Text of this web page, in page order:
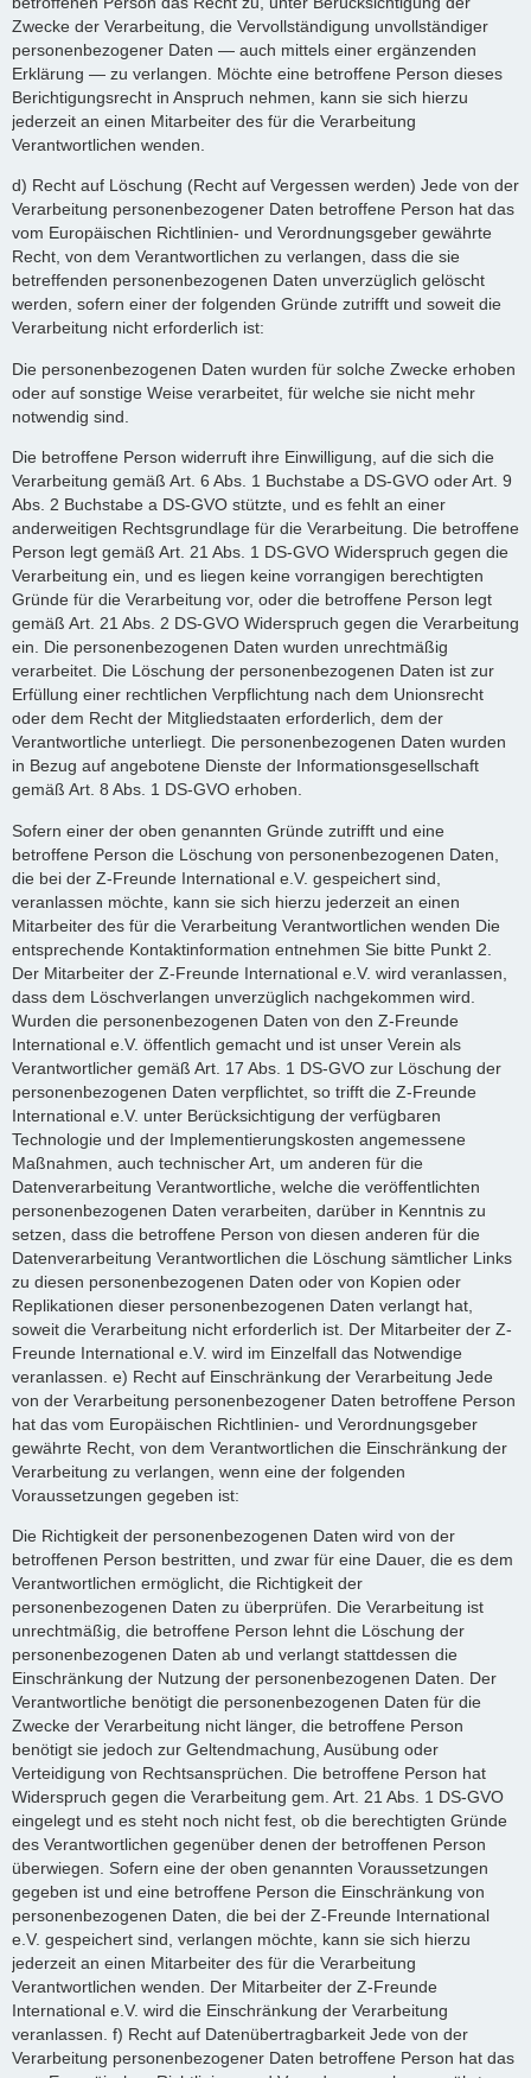
Zwecke der Verarbeitung, die Vervollständigung unvollständiger
personenbezogener Daten — auch mittels einer ergänzenden
Erklärung — zu verlangen. Möchte eine betroffene Person dieses
Berichtigungsrecht in Anspruch nehmen, kann sie sich hierzu
jederzeit an einen Mitarbeiter des für die Verarbeitung
Verantwortlichen wenden.
d) Recht auf Löschung (Recht auf Vergessen werden) Jede von der
Verarbeitung personenbezogener Daten betroffene Person hat das
vom Europäischen Richtlinien- und Verordnungsgeber gewährte
Recht, von dem Verantwortlichen zu verlangen, dass die sie
betreffenden personenbezogenen Daten unverzüglich gelöscht
werden, sofern einer der folgenden Gründe zutrifft und soweit die
Verarbeitung nicht erforderlich ist:
Die personenbezogenen Daten wurden für solche Zwecke erhoben
oder auf sonstige Weise verarbeitet, für welche sie nicht mehr
notwendig sind.
Die betroffene Person widerruft ihre Einwilligung, auf die sich die
Verarbeitung gemäß Art. 6 Abs. 1 Buchstabe a DS-GVO oder Art. 9
Abs. 2 Buchstabe a DS-GVO stützte, und es fehlt an einer
anderweitigen Rechtsgrundlage für die Verarbeitung. Die betroffene
Person legt gemäß Art. 21 Abs. 1 DS-GVO Widerspruch gegen die
Verarbeitung ein, und es liegen keine vorrangigen berechtigten
Gründe für die Verarbeitung vor, oder die betroffene Person legt
gemäß Art. 21 Abs. 2 DS-GVO Widerspruch gegen die Verarbeitung
ein. Die personenbezogenen Daten wurden unrechtmäßig
verarbeitet. Die Löschung der personenbezogenen Daten ist zur
Erfüllung einer rechtlichen Verpflichtung nach dem Unionsrecht
oder dem Recht der Mitgliedstaaten erforderlich, dem der
Verantwortliche unterliegt. Die personenbezogenen Daten wurden
in Bezug auf angebotene Dienste der Informationsgesellschaft
gemäß Art. 8 Abs. 1 DS-GVO erhoben.
Sofern einer der oben genannten Gründe zutrifft und eine
betroffene Person die Löschung von personenbezogenen Daten,
die bei der Z-Freunde International e.V. gespeichert sind,
veranlassen möchte, kann sie sich hierzu jederzeit an einen
Mitarbeiter des für die Verarbeitung Verantwortlichen wenden Die
entsprechende Kontaktinformation entnehmen Sie bitte Punkt 2.
Der Mitarbeiter der Z-Freunde International e.V. wird veranlassen,
dass dem Löschverlangen unverzüglich nachgekommen wird.
Wurden die personenbezogenen Daten von den Z-Freunde
International e.V. öffentlich gemacht und ist unser Verein als
Verantwortlicher gemäß Art. 17 Abs. 1 DS-GVO zur Löschung der
personenbezogenen Daten verpflichtet, so trifft die Z-Freunde
International e.V. unter Berücksichtigung der verfügbaren
Technologie und der Implementierungskosten angemessene
Maßnahmen, auch technischer Art, um anderen für die
Datenverarbeitung Verantwortliche, welche die veröffentlichten
personenbezogenen Daten verarbeiten, darüber in Kenntnis zu
setzen, dass die betroffene Person von diesen anderen für die
Datenverarbeitung Verantwortlichen die Löschung sämtlicher Links
zu diesen personenbezogenen Daten oder von Kopien oder
Replikationen dieser personenbezogenen Daten verlangt hat,
soweit die Verarbeitung nicht erforderlich ist. Der Mitarbeiter der Z-
Freunde International e.V. wird im Einzelfall das Notwendige
veranlassen. e) Recht auf Einschränkung der Verarbeitung Jede
von der Verarbeitung personenbezogener Daten betroffene Person
hat das vom Europäischen Richtlinien- und Verordnungsgeber
gewährte Recht, von dem Verantwortlichen die Einschränkung der
Verarbeitung zu verlangen, wenn eine der folgenden
Voraussetzungen gegeben ist:
Die Richtigkeit der personenbezogenen Daten wird von der
betroffenen Person bestritten, und zwar für eine Dauer, die es dem
Verantwortlichen ermöglicht, die Richtigkeit der
personenbezogenen Daten zu überprüfen. Die Verarbeitung ist
unrechtmäßig, die betroffene Person lehnt die Löschung der
personenbezogenen Daten ab und verlangt stattdessen die
Einschränkung der Nutzung der personenbezogenen Daten. Der
Verantwortliche benötigt die personenbezogenen Daten für die
Zwecke der Verarbeitung nicht länger, die betroffene Person
benötigt sie jedoch zur Geltendmachung, Ausübung oder
Verteidigung von Rechtsansprüchen. Die betroffene Person hat
Widerspruch gegen die Verarbeitung gem. Art. 21 Abs. 1 DS-GVO
eingelegt und es steht noch nicht fest, ob die berechtigten Gründe
des Verantwortlichen gegenüber denen der betroffenen Person
überwiegen. Sofern eine der oben genannten Voraussetzungen
gegeben ist und eine betroffene Person die Einschränkung von
personenbezogenen Daten, die bei der Z-Freunde International
e.V. gespeichert sind, verlangen möchte, kann sie sich hierzu
jederzeit an einen Mitarbeiter des für die Verarbeitung
Verantwortlichen wenden. Der Mitarbeiter der Z-Freunde
International e.V. wird die Einschränkung der Verarbeitung
veranlassen. f) Recht auf Datenübertragbarkeit Jede von der
Verarbeitung personenbezogener Daten betroffene Person hat das